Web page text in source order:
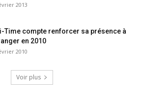
2013
Time compte renforcer sa présence à
en 2010
2010
Voir plus